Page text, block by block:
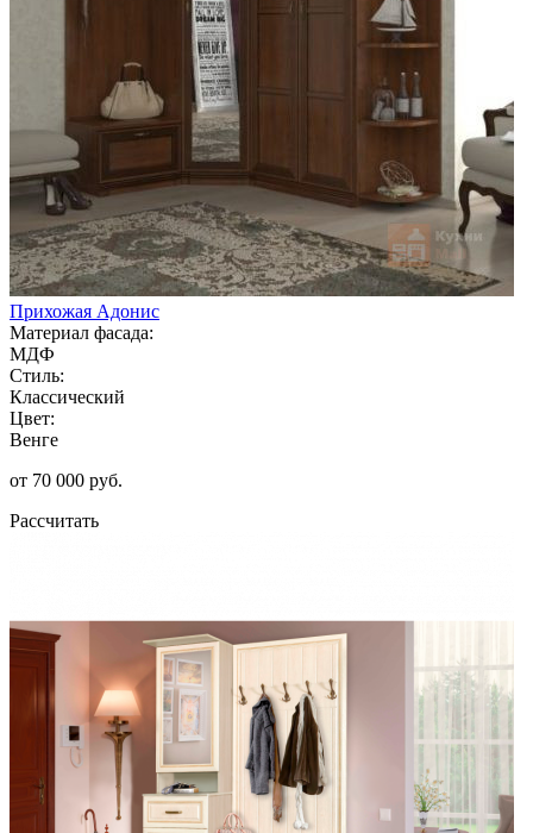
Прихожая Адонис
Материал фасада:
МДФ
Стиль:
Классический
Цвет:
Венге
от 70 000 руб.
Рассчитать